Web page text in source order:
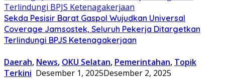
Sekda Pesisir Barat Gaspol Wujudkan Universal
Coverage Jamsostek, Seluruh Pekerja Ditargetkan
Terlindungi BPJS Ketenagakerjaan
Daerah, News, OKU Selatan, Pemerintahan, Topik
Terkini Desember 1, 2025Desember 2, 2025